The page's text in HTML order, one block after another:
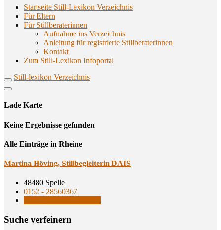
Startseite Still-Lexikon Verzeichnis
Für Eltern
Für Stillberaterinnen
Aufnahme ins Verzeichnis
Anlei­tung für regis­trier­te Stillberaterinnen
Kon­takt
Zum Still-Lexikon Infoportal
Still-lexikon Verzeichnis
Lade Karte
Кeine Ergebnisse gefunden
Alle Einträge in Rheine
Mar­ti­na Höving, Still­be­glei­te­rin DAIS
48480 Spelle
0152 - 28560367
Suche ver­fei­nern